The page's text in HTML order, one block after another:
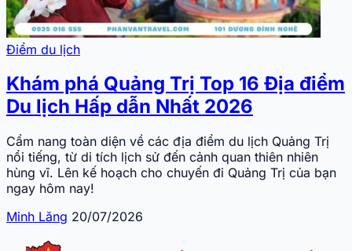
Điểm du lịch
Khám phá Quảng Trị Top 16 Địa điểm
Du lịch Hấp dẫn Nhất 2026
Cẩm nang toàn diện về các địa điểm du lịch Quảng Trị
nổi tiếng, từ di tích lịch sử đến cảnh quan thiên nhiên
hùng vĩ. Lên kế hoạch cho chuyến đi Quảng Trị của bạn
ngay hôm nay!
Minh Lăng 20/07/2026